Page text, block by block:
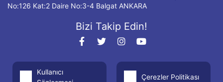
No:126 Kat:2 Daire No:3-4 Balgat ANKARA
Bizi Takip Edin!
Kullanıcı
Çerezler Politikası